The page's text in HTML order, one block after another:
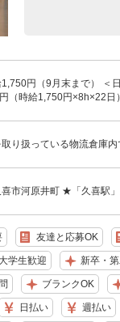
円（9月末まで） ＜
（時給1,750円×8h×22
り扱っている物流倉庫
市河原井町 ★「久喜駅
友達と応募OK
大学生歓迎 新卒・
ブランクOK
日払い 週払い